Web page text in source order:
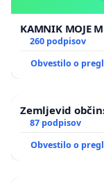
260 podpisov
Obvestilo o
Zemljevid
87 podpisov
Obvestilo o